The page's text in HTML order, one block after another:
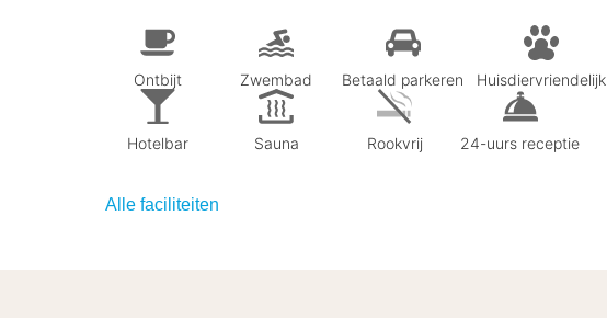
Ontbijt Zwembad Betaald parkeren Huisdiervriendelijk
Hotelbar Sauna Rookvrij 24-uurs receptie
Alle faciliteiten